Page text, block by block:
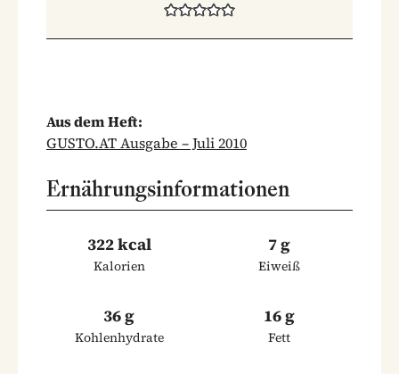
Aus dem Heft:
GUSTO.AT Ausgabe – Juli 2010
Ernährungsinformationen
322 kcal
Kalorien
7 g
Eiweiß
36 g
Kohlenhydrate
16 g
Fett